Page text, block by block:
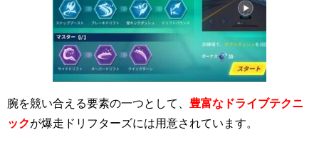
腕を競い合える要素の一つとして、 豊富なドライブテクニ
ックが爆走ドリフターズには用意されています。